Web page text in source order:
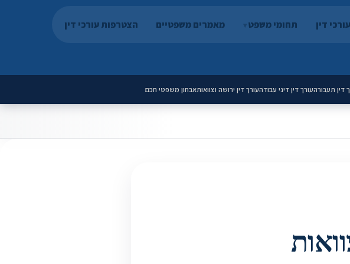
עורכי דין תחומי משפט מאמרים משפטיים הצטרפות עורכי דין
דין תעבורהעורך דין דיני עבודהעורך דין ירושה וצוואותאבחון משפטי חכם